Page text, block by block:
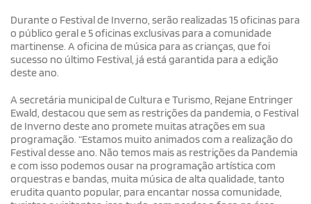
Durante o Festival de Inverno, serão realizadas 15 oficinas para
o público geral e 5 oficinas exclusivas para a comunidade
martinense. A oficina de música para as crianças, que foi
sucesso no último Festival, já está garantida para a edição
deste ano.
A secretária municipal de Cultura e Turismo, Rejane Entringer
Ewald, destacou que sem as restrições da pandemia, o Festival
de Inverno deste ano promete muitas atrações em sua
programação. “Estamos muito animados com a realização do
Festival desse ano. Não temos mais as restrições da Pandemia
e com isso podemos ousar na programação artística com
orquestras e bandas, muita música de alta qualidade, tanto
erudita quanto popular, para encantar nossa comunidade,